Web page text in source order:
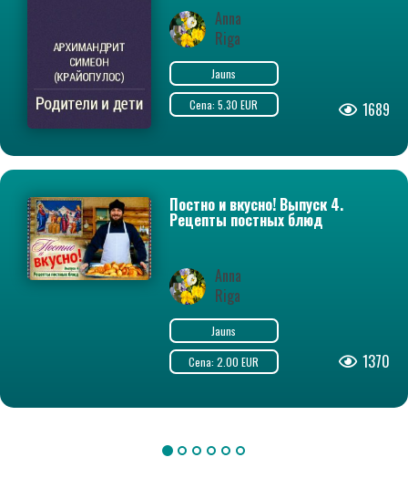
Anna
Riga
Jauns
Cena: 5.30 EUR
1689
Постно и вкусно! Выпуск 4.
Рецепты постных блюд
Anna
Riga
Jauns
Cena: 2.00 EUR
1370